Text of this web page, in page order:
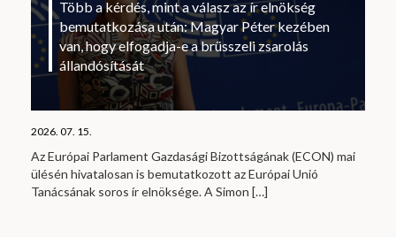
Több a kérdés, mint a válasz az ír elnökség
bemutatkozása után: Magyar Péter kezében
van, hogy elfogadja-e a brüsszeli zsarolás
állandósítását
2026. 07. 15.
Az Európai Parlament Gazdasági Bizottságának (ECON) mai
ülésén hivatalosan is bemutatkozott az Európai Unió
Tanácsának soros ír elnöksége. A Simon […]